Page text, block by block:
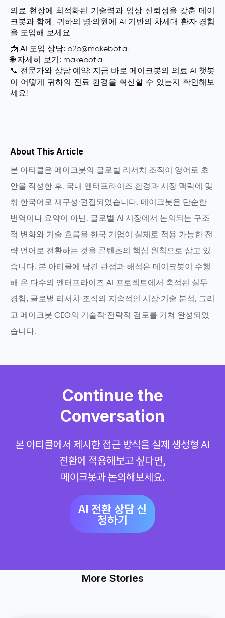
의료 현장에 최적화된 기술력과 임상 신뢰성을 갖춘 메이
크봇과 함께, 귀하의 병·의원에 AI 기반의 차세대 환자 경험
을 도입해 보세요.
📩 AI 도입 상담: b2b@makebot.ai
🌐자세히 보기: makebot.ai
📞 전문가와 상담 예약: 지금 바로 메이크봇의 의료 AI 챗봇
이 어떻게 귀하의 진료 환경을 혁신할 수 있는지 확인해보
세요!
About This Article
본 아티클은 메이크봇의 글로벌 리서치 조직이 영어로 초
안을 작성한 후, 국내 엔터프라이즈 환경과 시장 맥락에 맞
춰 한국어로 재구성·편집되었습니다. 메이크봇은 단순한
번역이나 요약이 아닌, 글로벌 AI 시장에서 논의되는 구조
적 변화와 기술 흐름을 한국 기업이 실제로 적용 가능한 전
략 언어로 전환하는 것을 콘텐츠의 핵심 원칙으로 삼고 있
습니다. 본 아티클에 담긴 관점과 해석은 메이크봇이 수행
해 온 다수의 엔터프라이즈 AI 프로젝트에서 축적된 실무
경험, 글로벌 리서치 조직의 지속적인 시장·기술 분석, 그리
고 메이크봇 CEO의 기술적·전략적 검토를 거쳐 완성되었
습니다.
Continue the
Conversation
본 아티클에서 제시한 접근 방식을 실제 생성형 AI
전환에 적용해보고 싶다면,
메이크봇과 논의해보세요.
AI 전환 상담 신
청하기
More Stories